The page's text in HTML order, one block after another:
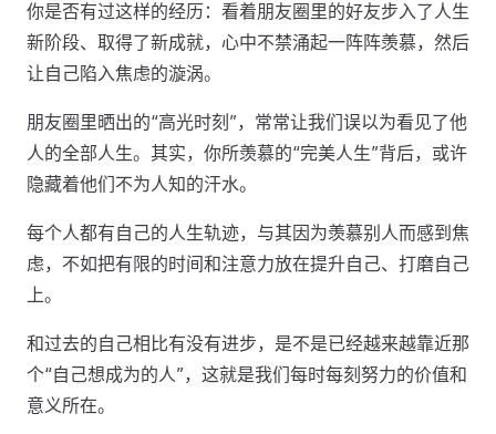
你是否有过这样的经历：看着朋友圈里的好友步入了人生
新阶段、取得了新成就，心中不禁涌起一阵阵羡慕，然后
让自己陷入焦虑的漩涡。
朋友圈里晒出的“高光时刻”，常常让我们误以为看见了他
人的全部人生。其实，你所羡慕的“完美人生”背后，或许
隐藏着他们不为人知的汗水。
每个人都有自己的人生轨迹，与其因为羡慕别人而感到焦
虑，不如把有限的时间和注意力放在提升自己、打磨自己
上。
和过去的自己相比有没有进步，是不是已经越来越靠近那
个“自己想成为的人”，这就是我们每时每刻努力的价值和
意义所在。